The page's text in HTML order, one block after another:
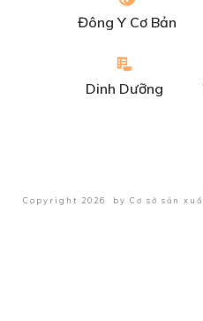
Đông Y Cơ Bản
Dinh Dưỡng
Copyright 2026 by Cơ sở sản